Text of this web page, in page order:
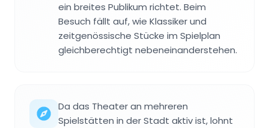
ein breites Publikum richtet. Beim
Besuch fällt auf, wie Klassiker und
zeitgenössische Stücke im Spielplan
gleichberechtigt nebeneinanderstehen.
Da das Theater an mehreren
Spielstätten in der Stadt aktiv ist, lohnt